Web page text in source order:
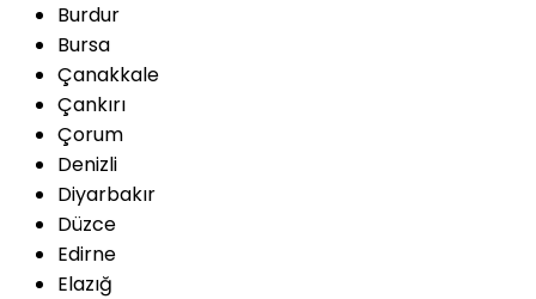
Burdur
Bursa
Çanakkale
Çankırı
Çorum
Denizli
Diyarbakır
Düzce
Edirne
Elazığ